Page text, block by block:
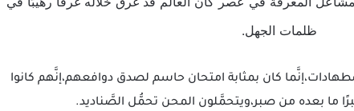
ظلمات الجهل.
كان بمثابة امتحان حاسم لصدق دوافعهم،إنَّهم كانوا
ما بعده من صبر،ويتحمَّلون المحن تحمُّل الصَّناديد.